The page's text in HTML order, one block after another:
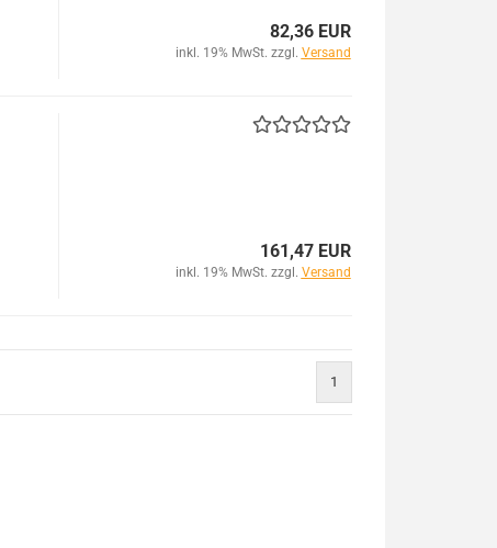
82,36 EUR
inkl. 19% MwSt. zzgl. Versand
161,47 EUR
inkl. 19% MwSt. zzgl. Versand
1